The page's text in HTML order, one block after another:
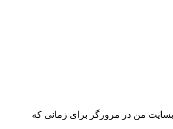
من در مرورگر برای زمانی که